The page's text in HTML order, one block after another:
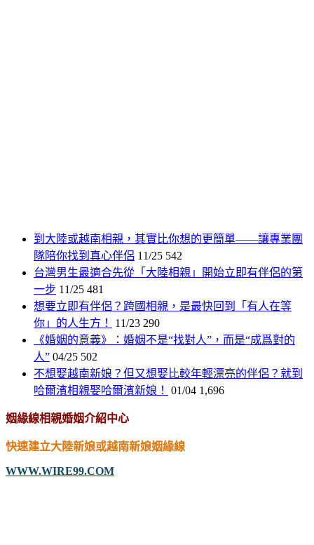
到大陸或越南相親，其實比你想的更簡單——讓專業團
隊陪你找到真心伴侶 11/25 542
台灣男生最適合先從「大陸相親」開始立即有伴侶的第
一步 11/25 481
想要立即有伴侶？跨國相親，是最快回到「有人在等
你」的人生方！
11/23 290
《婚姻的意義》：婚姻不是“找對人”，而是“成爲對的
人” 04/25 502
不想娶越南新娘？但又想娶比較年輕漂亮的伴侶？就到
哈爾濱相親娶哈爾濱新娘！
01/04 1,696
姻緣線相親婚姻介紹中心
快速建立大陸新娘或越南新娘姻緣線
WWW.WIRE99.COM